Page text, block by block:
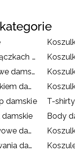
Koszulki na ramiączkach damskie
Koszulki rowerowe damskie
Koszulki z nadrukiem damskie
damskie
T-
damskie
Body
Koszulki bezszwowe damskie
Koszulki do pływania damskie